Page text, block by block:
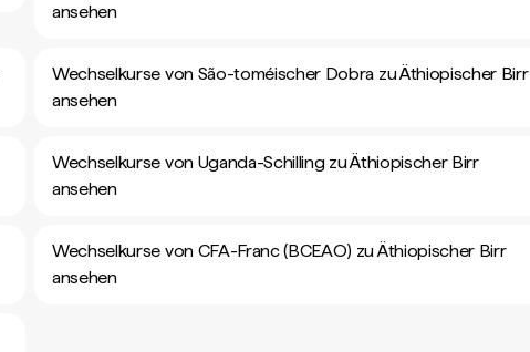
ansehen
Wechselkurse von São-toméischer Dobra zu Äthiopischer Birr
ansehen
Wechselkurse von Uganda-Schilling zu Äthiopischer Birr
ansehen
Wechselkurse von CFA-Franc (BCEAO) zu Äthiopischer Birr
ansehen